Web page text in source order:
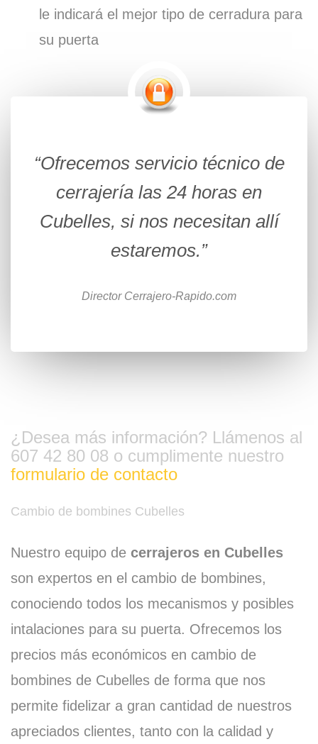
le indicará el mejor tipo de cerradura para
su puerta
“Ofrecemos servicio técnico de
cerrajería las 24 horas en
Cubelles, si nos necesitan allí
estaremos.”
Director Cerrajero-Rapido.com
¿Desea más información? Llámenos al
607 42 80 08 o cumplimente nuestro
formulario de contacto
Cambio de bombines Cubelles
Nuestro equipo de cerrajeros en Cubelles
son expertos en el cambio de bombines,
conociendo todos los mecanismos y posibles
intalaciones para su puerta. Ofrecemos los
precios más económicos en cambio de
bombines de Cubelles de forma que nos
permite fidelizar a gran cantidad de nuestros
apreciados clientes, tanto con la calidad y